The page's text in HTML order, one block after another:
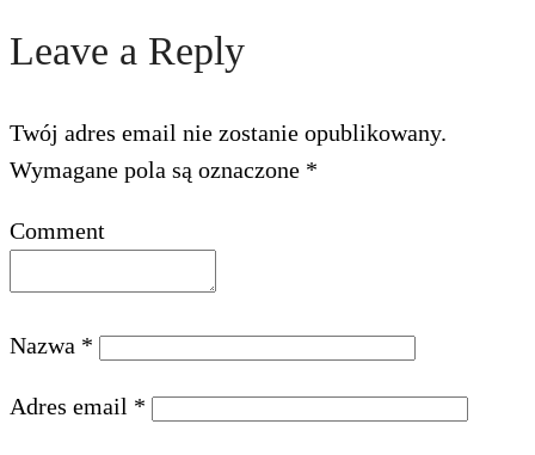
Leave a Reply
Twój adres email nie zostanie opublikowany.
Wymagane pola są oznaczone *
Comment
Nazwa *
Adres email *